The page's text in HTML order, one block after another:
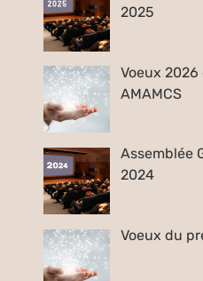
2025
Voeux
AMAMCS
Assemblée
2024
Voeux du